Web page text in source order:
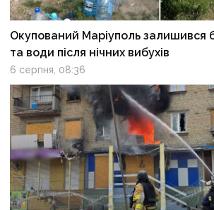
Окупований Маріуполь залишився
та води після нічних вибухів
6 серпня, 08:36